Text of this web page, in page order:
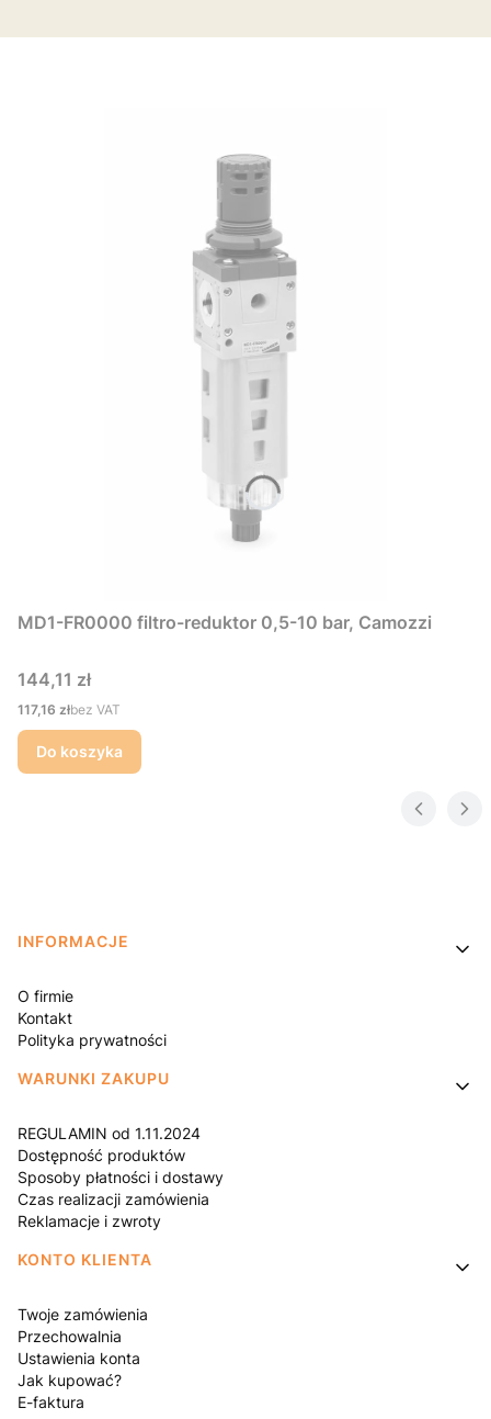
MD1-FR0000 filtro-reduktor 0,5-10 bar, Camozzi
Cena
144,11 zł
Cena
117,16 złbez VAT
Do koszyka
Linki w stopce
INFORMACJE
O firmie
Kontakt
Polityka prywatności
WARUNKI ZAKUPU
REGULAMIN od 1.11.2024
Dostępność produktów
Sposoby płatności i dostawy
Czas realizacji zamówienia
Reklamacje i zwroty
KONTO KLIENTA
Twoje zamówienia
Przechowalnia
Ustawienia konta
Jak kupować?
E-faktura